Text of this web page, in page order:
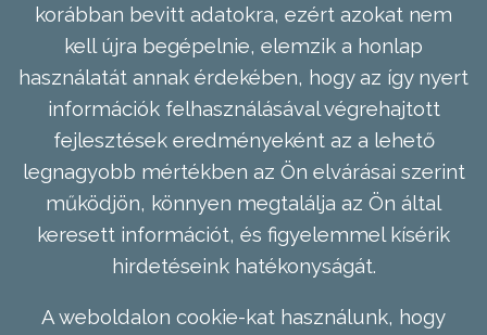
korábban bevitt adatokra, ezért azokat nem
kell újra begépelnie, elemzik a honlap
használatát annak érdekében, hogy az így nyert
információk felhasználásával végrehajtott
fejlesztések eredményeként az a lehető
legnagyobb mértékben az Ön elvárásai szerint
működjön, könnyen megtalálja az Ön által
keresett információt, és figyelemmel kísérik
hirdetéseink hatékonyságát.
A weboldalon cookie-kat használunk, hogy